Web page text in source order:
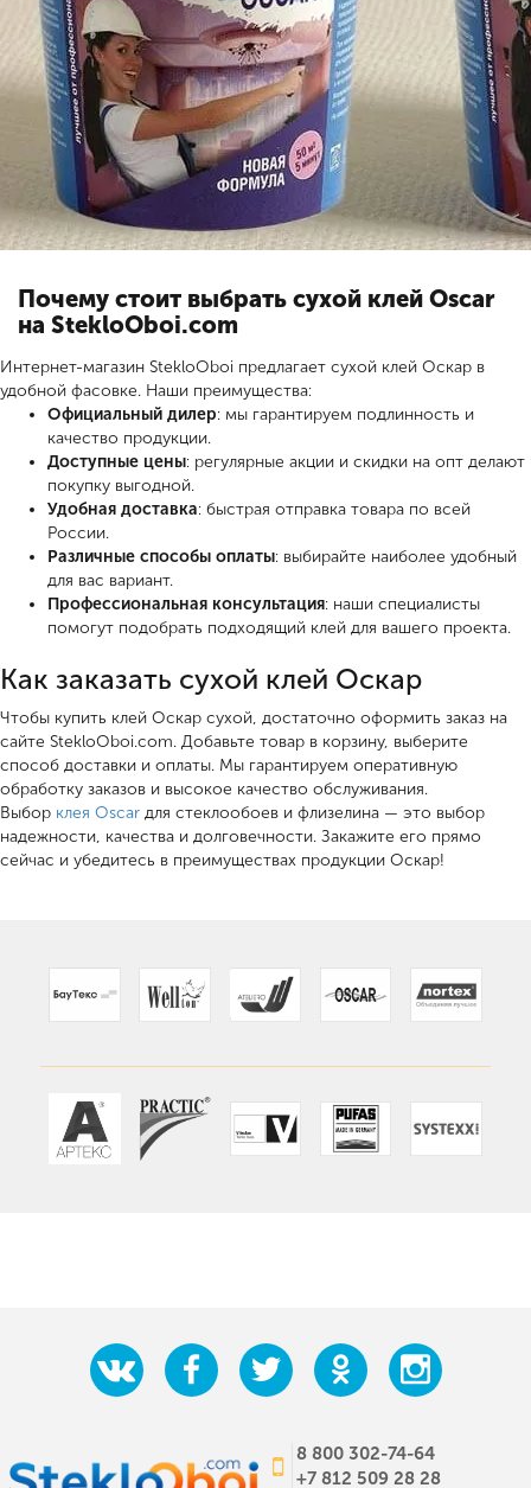
Почему стоит выбрать сухой клей Oscar
на StekloOboi.com
Интернет-магазин StekloOboi предлагает сухой клей Оскар в
удобной фасовке. Наши преимущества:
Официальный дилер: мы гарантируем подлинность и
качество продукции.
Доступные цены: регулярные акции и скидки на опт делают
покупку выгодной.
Удобная доставка: быстрая отправка товара по всей
России.
Различные способы оплаты: выбирайте наиболее удобный
для вас вариант.
Профессиональная консультация: наши специалисты
помогут подобрать подходящий клей для вашего проекта.
Как заказать сухой клей Оскар
Чтобы купить клей Оскар сухой, достаточно оформить заказ на
сайте StekloOboi.com. Добавьте товар в корзину, выберите
способ доставки и оплаты. Мы гарантируем оперативную
обработку заказов и высокое качество обслуживания.
Выбор клея Oscar для стеклообоев и флизелина — это выбор
надежности, качества и долговечности. Закажите его прямо
сейчас и убедитесь в преимуществах продукции Оскар!
8 800 302-74-64
+7 812 509 28 28